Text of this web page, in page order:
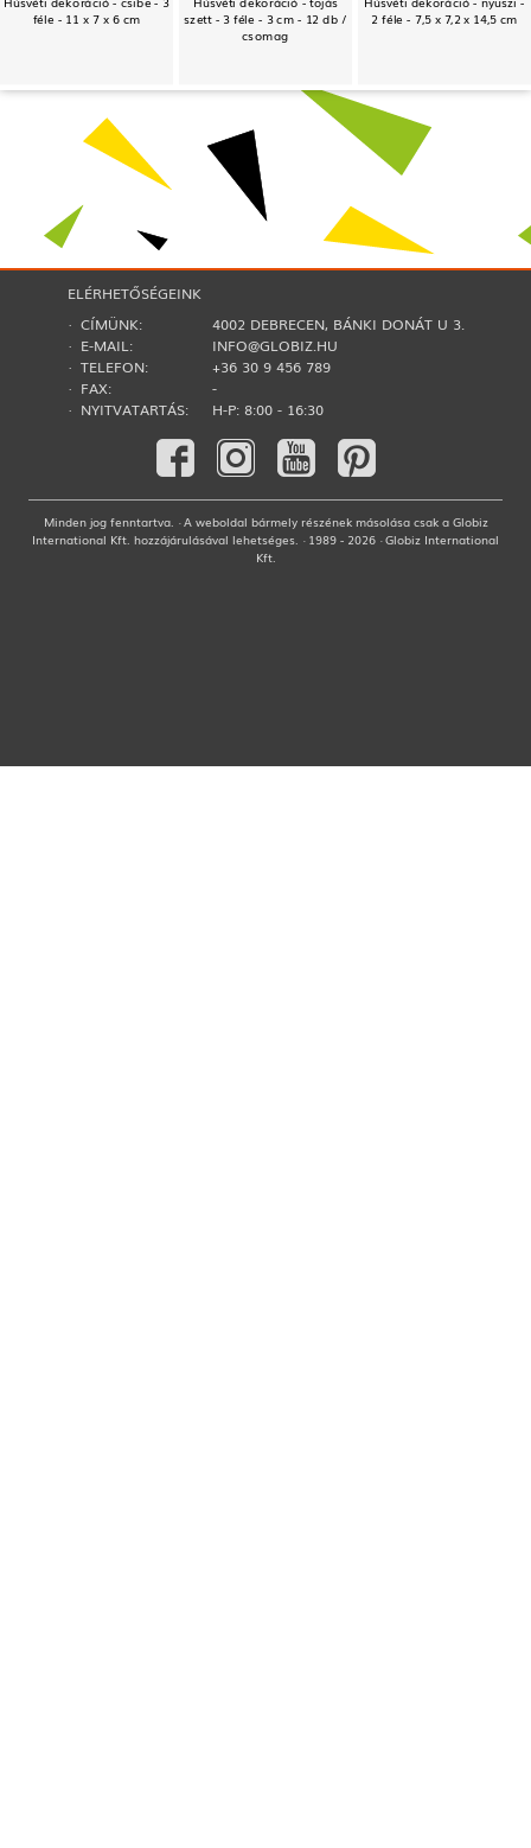
féle - 11 x 7 x 6 cm
szett - 3 féle - 3 cm - 12 db /
csomag
2 féle - 7,5 x 7,2 x 14,5 cm
ELÉRHETŐSÉGEINK
· CÍMÜNK:
4002 DEBRECEN, BÁNKI DONÁT U 3.
· E-MAIL:
INFO@GLOBIZ.HU
· TELEFON:
+36 30 9 456 789
· FAX:
-
· NYITVATARTÁS:
H-P: 8:00 - 16:30
Minden jog fenntartva. · A weboldal bármely részének másolása csak a Globiz
International Kft. hozzájárulásával lehetséges. · 1989 - 2026 · Globiz International
Kft.